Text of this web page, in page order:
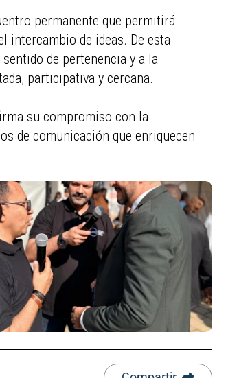
permanente que permitirá
intercambio de ideas. De esta
de pertenencia y a la
participativa y cercana.
su compromiso con la
de comunicación que enriquecen